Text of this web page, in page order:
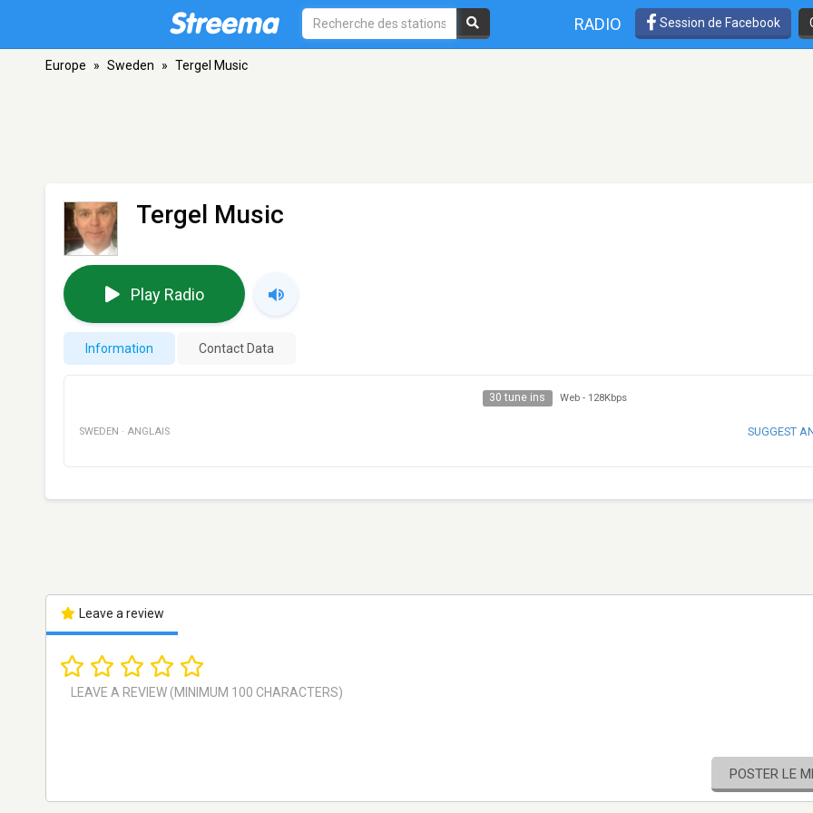
RADIO Session de Facebook
Europe » Sweden » Tergel Music
Tergel Music
Play Radio
Information Contact Data
30 tune ins Web - 128Kbps
SWEDEN · ANGLAIS SUGGEST
Leave a review
POSTER LE